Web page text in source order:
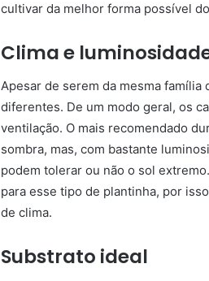
cultivar da melhor forma possível
Clima e
Apesar de serem da mesma
diferentes. De um modo geral, os
ventilação. O mais recomendado
sombra, mas, com bastante
podem tolerar ou não o sol
para esse tipo de plantinha, por
de clima.
Substrato ideal